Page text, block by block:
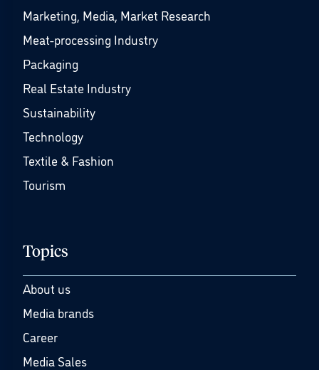
Marketing, Media, Market Research
Meat-processing Industry
Packaging
Real Estate Industry
Sustainability
Technology
Textile & Fashion
Tourism
Topics
About us
Media brands
Career
Media Sales